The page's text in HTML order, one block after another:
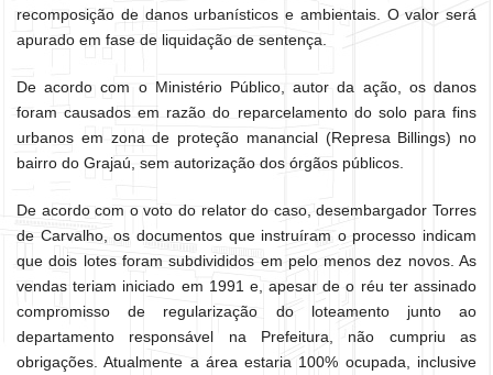
recomposição de danos urbanísticos e ambientais. O valor será
apurado em fase de liquidação de sentença.
De acordo com o Ministério Público, autor da ação, os danos
foram causados em razão do reparcelamento do solo para fins
urbanos em zona de proteção manancial (Represa Billings) no
bairro do Grajaú, sem autorização dos órgãos públicos.
De acordo com o voto do relator do caso, desembargador Torres
de Carvalho, os documentos que instruíram o processo indicam
que dois lotes foram subdivididos em pelo menos dez novos. As
vendas teriam iniciado em 1991 e, apesar de o réu ter assinado
compromisso de regularização do loteamento junto ao
departamento responsável na Prefeitura, não cumpriu as
obrigações. Atualmente a área estaria 100% ocupada, inclusive